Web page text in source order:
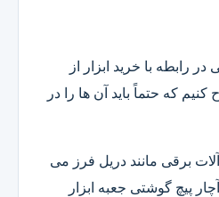
رابطه با خرید ابزار از
که حتماً باید آن ها را در
برقی مانند دریل فرز می
پیچ گوشتی جعبه ابزار